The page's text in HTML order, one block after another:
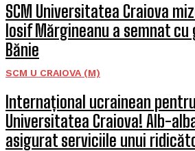
SCM Universitatea Craiova
Iosif Mărgineanu a semnat cu
Bănie
SCM U CRAIOVA (M)
Internațional ucrainean pentru
Universitatea Craiova! Alb-
asigurat serviciile unui